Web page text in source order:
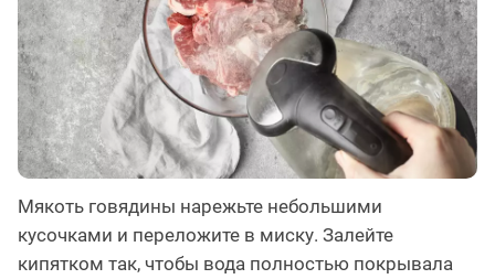
Мякоть говядины нарежьте небольшими
кусочками и переложите в миску. Залейте
кипятком так, чтобы вода полностью покрывала